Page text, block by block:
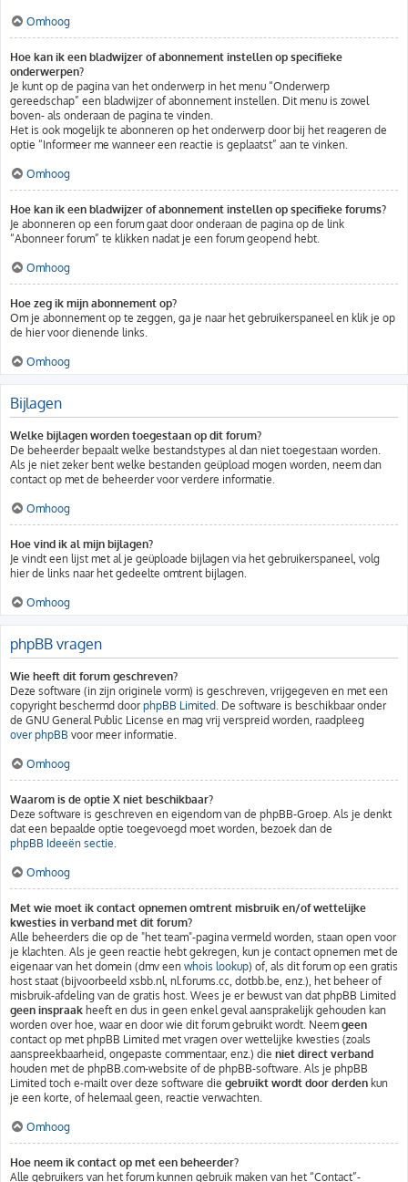
Omhoog
Hoe kan ik een bladwijzer of abonnement instellen op specifieke
onderwerpen?
Je kunt op de pagina van het onderwerp in het menu “Onderwerp
gereedschap” een bladwijzer of abonnement instellen. Dit menu is zowel
boven- als onderaan de pagina te vinden.
Het is ook mogelijk te abonneren op het onderwerp door bij het reageren de
optie “Informeer me wanneer een reactie is geplaatst” aan te vinken.
Omhoog
Hoe kan ik een bladwijzer of abonnement instellen op specifieke forums?
Je abonneren op een forum gaat door onderaan de pagina op de link
“Abonneer forum” te klikken nadat je een forum geopend hebt.
Omhoog
Hoe zeg ik mijn abonnement op?
Om je abonnement op te zeggen, ga je naar het gebruikerspaneel en klik je op
de hier voor dienende links.
Omhoog
Bijlagen
Welke bijlagen worden toegestaan op dit forum?
De beheerder bepaalt welke bestandstypes al dan niet toegestaan worden.
Als je niet zeker bent welke bestanden geüpload mogen worden, neem dan
contact op met de beheerder voor verdere informatie.
Omhoog
Hoe vind ik al mijn bijlagen?
Je vindt een lijst met al je geüploade bijlagen via het gebruikerspaneel, volg
hier de links naar het gedeelte omtrent bijlagen.
Omhoog
phpBB vragen
Wie heeft dit forum geschreven?
Deze software (in zijn originele vorm) is geschreven, vrijgegeven en met een
copyright beschermd doorphpBB Limited. De software is beschikbaar onder
de GNU General Public License en mag vrij verspreid worden, raadpleeg
over phpBB voor meer informatie.
Omhoog
Waarom is de optie X niet beschikbaar?
Deze software is geschreven en eigendom van de phpBB-Groep. Als je denkt
dat een bepaalde optie toegevoegd moet worden, bezoek dan de
phpBB Ideeën sectie.
Omhoog
Met wie moet ik contact opnemen omtrent misbruik en/of wettelijke
kwesties in verband met dit forum?
Alle beheerders die op de "het team"-pagina vermeld worden, staan open voor
je klachten. Als je geen reactie hebt gekregen, kun je contact opnemen met de
eigenaar van het domein (dmv een whois lookup) of, als dit forum op een gratis
host staat (bijvoorbeeld xsbb.nl, nl.forums.cc, dotbb.be, enz.), het beheer of
misbruik-afdeling van de gratis host. Wees je er bewust van dat phpBB Limited
geen inspraak heeft en dus in geen enkel geval aansprakelijk gehouden kan
worden over hoe, waar en door wie dit forum gebruikt wordt. Neem geen
contact op met phpBB Limited met vragen over wettelijke kwesties (zoals
aanspreekbaarheid, ongepaste commentaar, enz.) die niet direct verband
houden met de phpBB.com-website of de phpBB-software. Als je phpBB
Limited toch e-mailt over deze software die gebruikt wordt door derden kun
je een korte, of helemaal geen, reactie verwachten.
Omhoog
Hoe neem ik contact op met een beheerder?
Alle gebruikers van het forum kunnen gebruik maken van het “Contact”-